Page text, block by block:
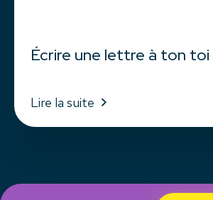
Écrire une lettre à ton toi
Lire la suite